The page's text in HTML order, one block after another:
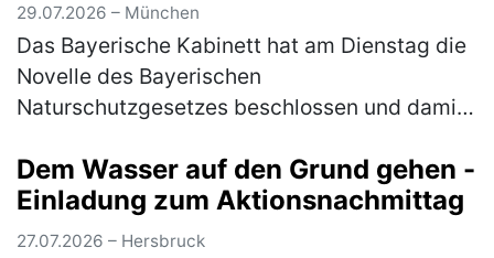
29.07.2026 – München
Das Bayerische Kabinett hat am Dienstag die
Novelle des Bayerischen
Naturschutzgesetzes beschlossen und damit
Landtag nach der Sommerpause freigemacht.
"Der B…(mehr)
Dem Wasser auf den Grund gehen -
Einladung zum Aktionsnachmittag
27.07.2026 – Hersbruck